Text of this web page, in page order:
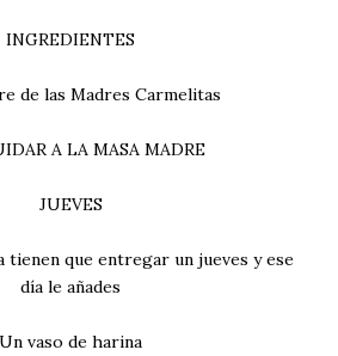
INGREDIENTES
de las Madres Carmelitas
A LA MASA MADRE
JUEVES
tienen que entregar un jueves y ese
día le añades
Un vaso de harina